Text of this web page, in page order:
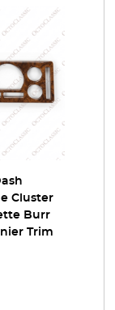
Cluster
Burr
Trim